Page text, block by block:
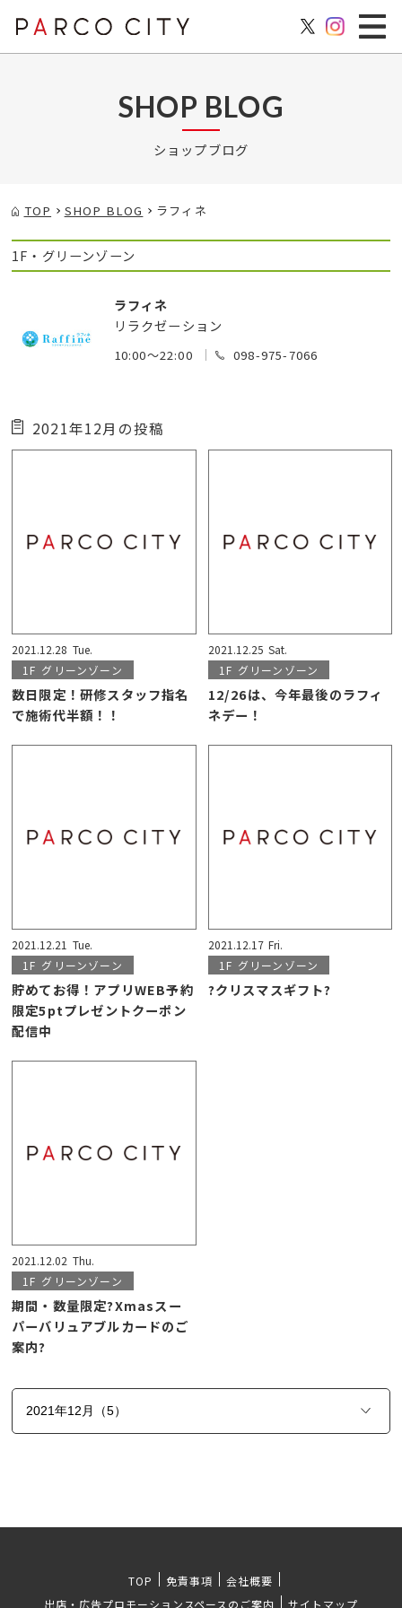
SHOP BLOG
ショップブログ
TOP SHOP BLOG ラフィネ
1F・グリーンゾーン
ラフィネ
リラクゼーション
10:00～22:00 098-975-7066
2021年12月の投稿
2021.12.28 Tue.
1F グリーンゾーン
数日限定！研修スタッフ指名
で施術代半額！！
2021.12.25 Sat.
1F グリーンゾーン
12/26は、今年最後のラフィ
ネデー！
2021.12.21 Tue.
1F グリーンゾーン
貯めてお得！アプリWEB予約
限定5ptプレゼントクーポン
配信中
2021.12.17 Fri.
1F グリーンゾーン
?クリスマスギフト?
2021.12.02 Thu.
1F グリーンゾーン
期間・数量限定?Xmasスー
パーバリュアブルカードのご
案内?
TOP 免責事項
会社概要
出店・広告プロモーションスペースのご案内
サイトマップ